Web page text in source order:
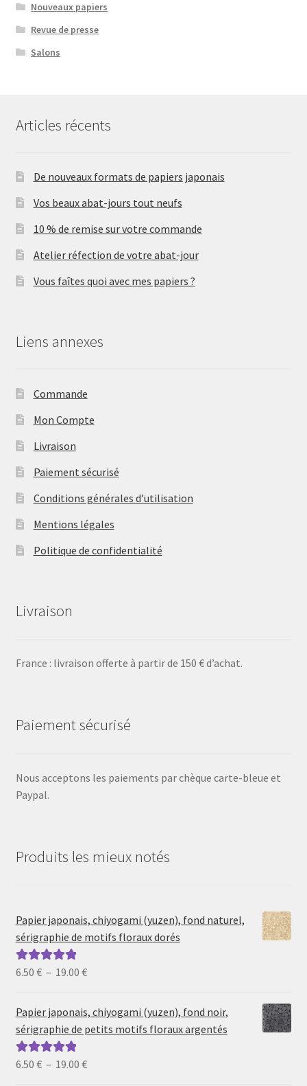
Nouveaux papiers
Revue de presse
Salons
Articles récents
De nouveaux formats de papiers japonais
Vos beaux abat-jours tout neufs
10 % de remise sur votre commande
Atelier réfection de votre abat-jour
Vous faîtes quoi avec mes papiers ?
Liens annexes
Commande
Mon Compte
Livraison
Paiement sécurisé
Conditions générales d’utilisation
Mentions légales
Politique de confidentialité
Livraison
France : livraison offerte à partir de 150 € d’achat.
Paiement sécurisé
Nous acceptons les paiements par chèque carte-bleue et
Paypal.
Produits les mieux notés
Papier japonais, chiyogami (yuzen), fond naturel,
sérigraphie de motifs floraux dorés
Note5.00sur
6.50 € – 19.00 €Plage
prix :
6.50 €
19.00 €
Papier japonais, chiyogami (yuzen), fond noir,
sérigraphie de petits motifs floraux argentés
Note5.00sur
6.50 € – 19.00 €Plage